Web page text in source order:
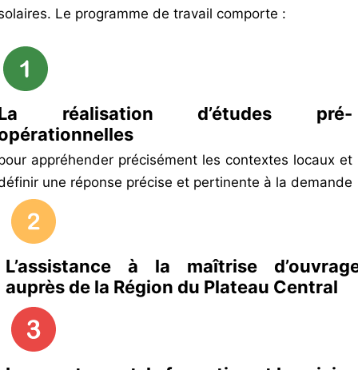
Le programme de travail comporte :
réalisation d’études pré-
appréhender précisément les contextes locaux et
une réponse précise et pertinente à la demande
L’assistance à la maîtrise
auprès de la Région du Plateau Central